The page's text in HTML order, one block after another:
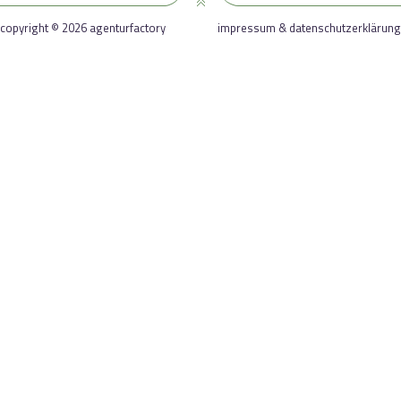
copyright © 2026 agenturfactory impressum & datenschutzerklärung